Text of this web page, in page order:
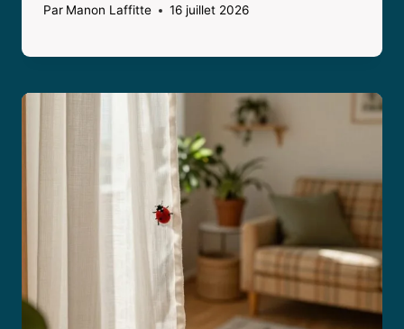
Par Manon Laffitte 16 juillet 2026